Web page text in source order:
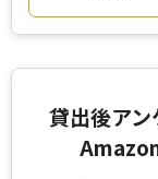
貸出後ア